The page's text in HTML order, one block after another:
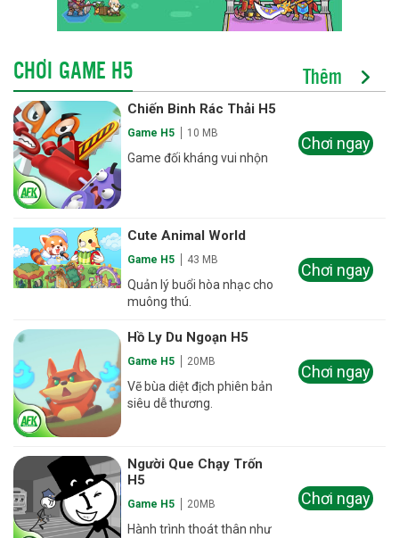
CHƠI GAME H5 Thêm
Chiến Binh Rác Thải H5
Game H5 10 MB
Game đối kháng vui nhộn
Chơi ngay
Cute Animal World
Game H5 43 MB
Quản lý buổi hòa nhạc cho
muông thú.
Chơi ngay
Hồ Ly Du Ngoạn H5
Game H5 20MB
Vẽ bùa diệt địch phiên bản
siêu dễ thương.
Chơi ngay
Người Que Chạy Trốn
H5
Game H5 20MB
Hành trình thoát thân như
Chơi ngay